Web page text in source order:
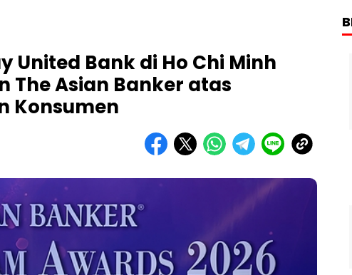
United Bank di Ho Chi Minh
The Asian Banker atas
Konsumen